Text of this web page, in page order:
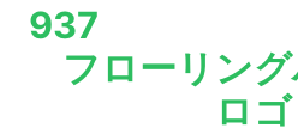
937
フローリン
ロゴ